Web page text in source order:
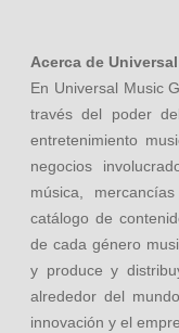
Acerca de
En Universal Music
través del poder
entretenimiento
negocios
música,
catálogo de
de cada género
y produce y
alrededor del
innovación y el